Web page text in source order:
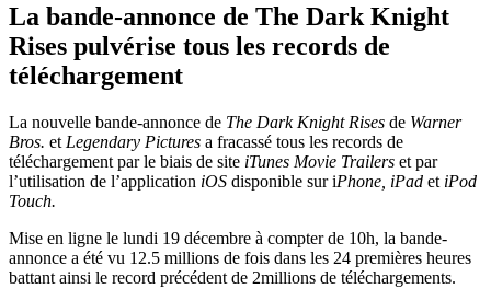
La bande-annonce de The Dark Knight
Rises pulvérise tous les records de
téléchargement
La nouvelle bande-annonce de The Dark Knight Rises de Warner
Bros. et Legendary Pictures a fracassé tous les records de
téléchargement par le biais de site iTunes Movie Trailers et par
l’utilisation de l’application iOS disponible sur iPhone, iPad et iPod
Touch.
Mise en ligne le lundi 19 décembre à compter de 10h, la bande-
annonce a été vu 12.5 millions de fois dans les 24 premières heures
battant ainsi le record précédent de 2millions de téléchargements.